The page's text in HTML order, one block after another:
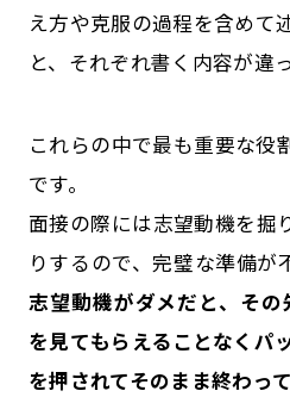
え方や克服の過程を含めて
と、それぞれ書く内容が違
これらの中で最も重要な役
です。
面接の際には志望動機を掘
りするので、完璧な準備が
志望動機がダメだと、そ
を見てもらえることなくパ
を押されてそのまま終わっ